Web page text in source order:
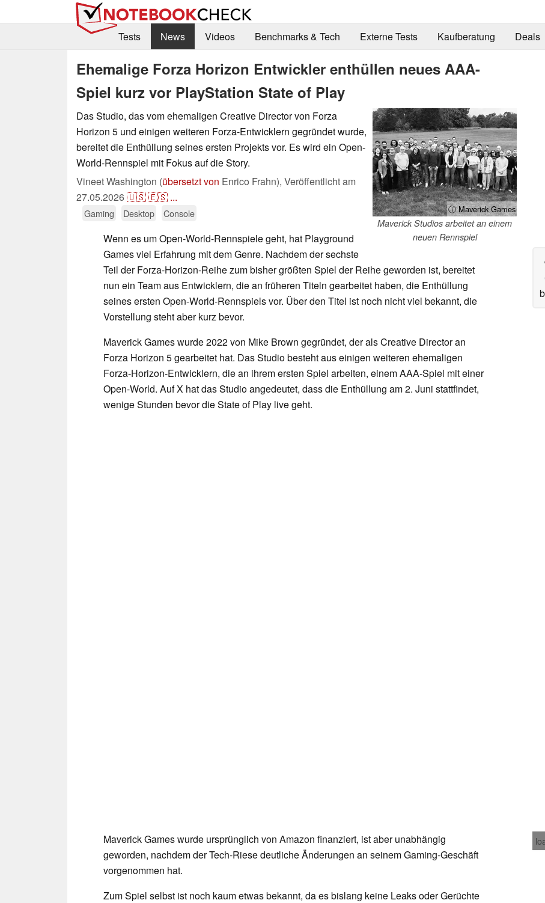
Tests
News Videos Benchmarks & Tech Externe Tests Kaufberatung Deals
Ehemalige Forza Horizon Entwickler enthüllen neues AAA-
Spiel kurz vor PlayStation State of Play
ⓘ Maverick Games
Maverick Studios arbeitet an einem
neuen Rennspiel
Das Studio, das vom ehemaligen Creative Director von Forza
Horizon 5 und einigen weiteren Forza-Entwicklern gegründet wurde,
bereitet die Enthüllung seines ersten Projekts vor. Es wird ein Open-
World-Rennspiel mit Fokus auf die Story.
Vineet Washington (übersetzt von Enrico Frahn), Veröffentlicht am
27.05.2026🇺🇸🇪🇸 ...
Gaming Desktop Console
Wenn es um Open-World-Rennspiele geht, hat Playground
Games viel Erfahrung mit dem Genre. Nachdem der sechste
Teil der Forza-Horizon-Reihe zum bisher größten Spiel der Reihe geworden ist, bereitet
nun ein Team aus Entwicklern, die an früheren Titeln gearbeitet haben, die Enthüllung
seines ersten Open-World-Rennspiels vor. Über den Titel ist noch nicht viel bekannt, die
Vorstellung steht aber kurz bevor.
Maverick Games wurde 2022 von Mike Brown gegründet, der als Creative Director an
Forza Horizon 5 gearbeitet hat. Das Studio besteht aus einigen weiteren ehemaligen
Forza-Horizon-Entwicklern, die an ihrem ersten Spiel arbeiten, einem AAA-Spiel mit einer
Open-World. Auf X hat das Studio angedeutet, dass die Enthüllung am 2. Juni stattfindet,
wenige Stunden bevor die State of Play live geht.
Maverick Games wurde ursprünglich von Amazon finanziert, ist aber unabhängig
geworden, nachdem der Tech-Riese deutliche Änderungen an seinem Gaming-Geschäft
vorgenommen hat.
Zum Spiel selbst ist noch kaum etwas bekannt, da es bislang keine Leaks oder Gerüchte